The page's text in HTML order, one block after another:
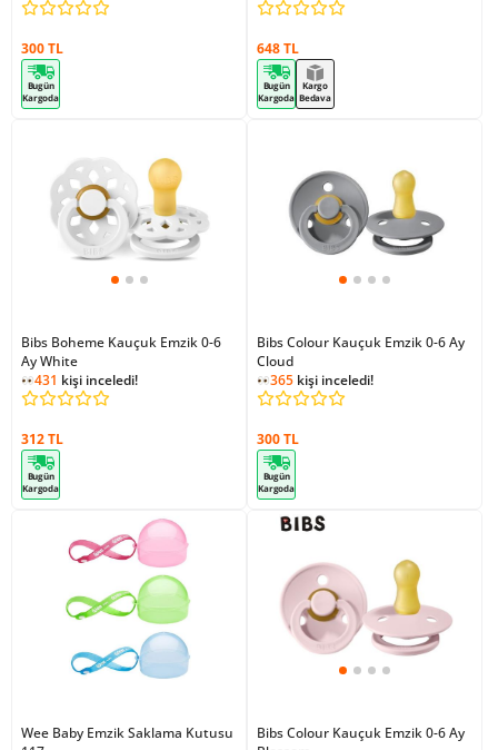
300 TL
Bugün
Kargoda
648 TL
Bugün
Kargoda
Kargo
Bedava
Bibs Boheme Kauçuk Emzik 0-6
Ay White
431 kişi inceledi!
312 TL
Bugün
Kargoda
Bibs Colour Kauçuk Emzik 0-6 Ay
Cloud
365 kişi inceledi!
300 TL
Bugün
Kargoda
Wee Baby Emzik Saklama Kutusu
Bibs Colour Kauçuk Emzik 0-6 Ay